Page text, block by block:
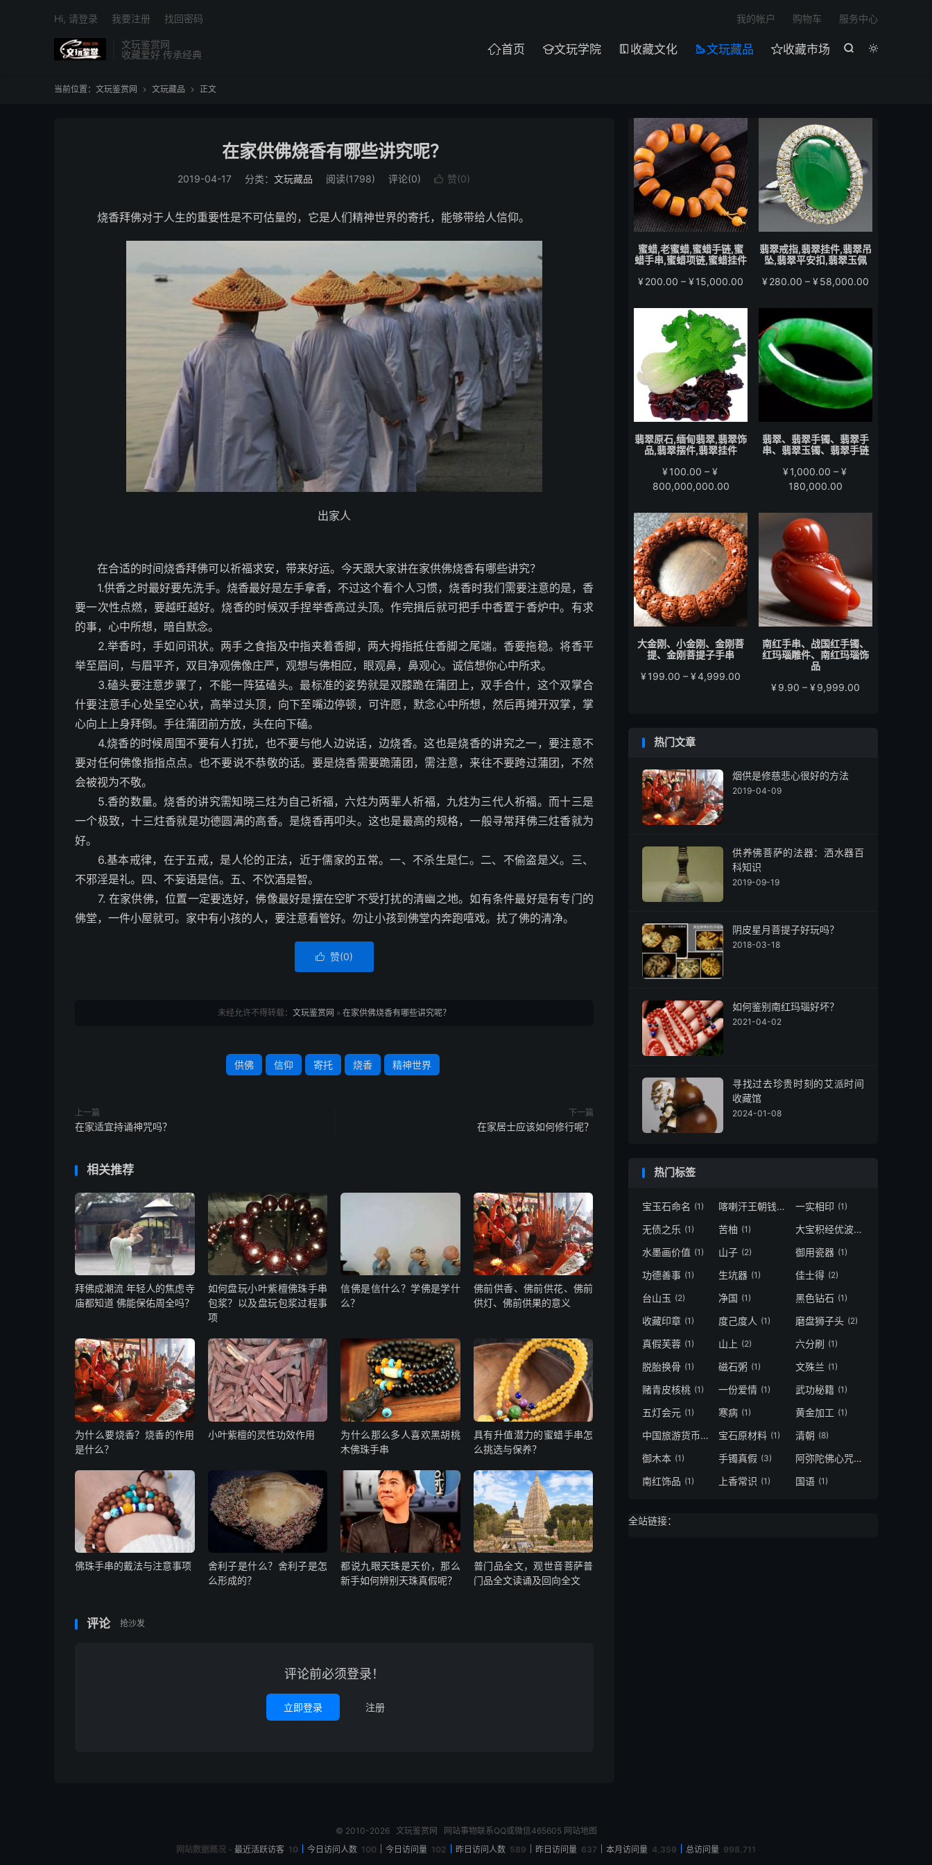
文玩鉴赏网
收藏爱好 传承经典


首页 文玩学院  收藏文化 文玩藏品 收藏市场
我的帐户 购物车 服务中心
Hi, 请登录 我要注册 找回密码
当前位置： 文玩鉴赏网  文玩藏品  正文
在家供佛烧香有哪些讲究呢？
2019-04-17 分类： 文玩藏品 阅读(1798) 评论(0)  赞(0)
烧香拜佛对于人生的重要性是不可估量的，它是人们精神世界的寄托，能够带给人信仰。
出家人
在合适的时间烧香拜佛可以祈福求安，带来好运。今天跟大家讲在家供佛烧香有哪些讲究？
1.供香之时最好要先洗手。烧香最好是左手拿香，不过这个看个人习惯，烧香时我们需要注意的是，香
要一次性点燃，要越旺越好。烧香的时候双手捏举香高过头顶。作完揖后就可把手中香置于香炉中。有求
的事，心中所想，暗自默念。
2.举香时，手如问讯状。两手之食指及中指夹着香脚，两大拇指抵住香脚之尾端。香要拖稳。将香平
举至眉间，与眉平齐，双目净观佛像庄严，观想与佛相应，眼观鼻，鼻观心。诚信想你心中所求。
3.磕头要注意步骤了，不能一阵猛磕头。最标准的姿势就是双膝跪在蒲团上，双手合什，这个双掌合
什要注意手心处呈空心状，高举过头顶，向下至嘴边停顿，可许愿，默念心中所想，然后再摊开双掌，掌
心向上上身拜倒。手往蒲团前方放，头在向下磕。
4.烧香的时候周围不要有人打扰，也不要与他人边说话，边烧香。这也是烧香的讲究之一，要注意不
要对任何佛像指指点点。也不要说不恭敬的话。要是烧香需要跪蒲团，需注意，来往不要跨过蒲团，不然
会被视为不敬。
5.香的数量。烧香的讲究需知晓三炷为自己祈福，六炷为两辈人祈福，九炷为三代人祈福。而十三是
一个极致，十三炷香就是功德圆满的高香。是烧香再叩头。这也是最高的规格，一般寻常拜佛三炷香就为
好。
6.基本戒律，在于五戒，是人伦的正法，近于儒家的五常。一、不杀生是仁。二、不偷盗是义。三、
不邪淫是礼。四、不妄语是信。五、不饮酒是智。
7. 在家供佛，位置一定要选好，佛像最好是摆在空旷不受打扰的清幽之地。如有条件最好是有专门的
佛堂，一件小屋就可。家中有小孩的人，要注意看管好。勿让小孩到佛堂内奔跑嘻戏。扰了佛的清净。
 赞(0)
未经允许不得转载： 文玩鉴赏网 » 在家供佛烧香有哪些讲究呢？
供佛 信仰 寄托 烧香 精神世界
上一篇
在家适宜持诵神咒吗？
下一篇
在家居士应该如何修行呢？
相关推荐
拜佛成潮流 年轻人的焦虑寺
庙都知道 佛能保佑周全吗？
如何盘玩小叶紫檀佛珠手串
包浆？以及盘玩包浆过程事
项
信佛是信什么？学佛是学什
么？
佛前供香、佛前供花、佛前
供灯、佛前供果的意义
为什么要烧香？烧香的作用
是什么？
小叶紫檀的灵性功效作用
为什么那么多人喜欢黑胡桃
木佛珠手串
具有升值潜力的蜜蜡手串怎
么挑选与保养？
佛珠手串的戴法与注意事项
舍利子是什么？舍利子是怎
么形成的？
都说九眼天珠是天价，那么
新手如何辨别天珠真假呢？
普门品全文，观世音菩萨普
门品全文读诵及回向全文
评论 抢沙发
评论前必须登录！
立即登录 注册
蜜蜡,老蜜蜡,蜜蜡手链,蜜
蜡手串,蜜蜡项链,蜜蜡挂件
¥200.00 – ¥15,000.00
范
¥200.00
至
¥15,000.00
翡翠戒指,翡翠挂件,翡翠吊
坠,翡翠平安扣,翡翠玉佩
¥280.00 – ¥58,000.00
范
至
¥58,000.00
翡翠原石,缅甸翡翠,翡翠饰
品,翡翠摆件,翡翠挂件
¥100.00 – ¥
800,000,000.00价
范
围：
¥100.00
至
¥800,000,000.00
翡翠、翡翠手镯、翡翠手
串、翡翠玉镯、翡翠手链
¥1,000.00 – ¥
180,000.00
范
¥180,000.00
大金刚、小金刚、金刚菩
提、金刚菩提子手串
¥199.00 – ¥4,999.00
南红手串、战国红手镯、
红玛瑙雕件、南红玛瑙饰
品
¥9.90 – ¥9,999.00
热门文章
烟供是修慈悲心很好的方法
2019-04-09
供养佛菩萨的法器：洒水器百
科知识
2019-09-19
阴皮星月菩提子好玩吗？
2018-03-18
如何鉴别南红玛瑙好坏？
2021-04-02
寻找过去珍贵时刻的艾派时间
收藏馆
2024-01-08
热门标签
宝玉石命名 (1) 喀喇汗王朝钱
(1) 一实相印 (1)
无债之乐 (1) 苦柚 (1) 大宝积经优波离会第二十四
水墨画价值 (1) 山子 (2) 御用瓷器 (1)
功德善事 (1) 生坑器 (1) 佳士得 (2)
台山玉 (2) 净国 (1) 黑色钻石 (1)
收藏印章 (1) 度己度人 (1) 磨盘狮子头 (2)
真假芙蓉 (1) 山上 (2) 六分刷 (1)
脱胎换骨 (1) 磁石粥 (1) 文殊兰 (1)
赌青皮核桃 (1) 一份爱情 (1) 武功秘籍 (1)
五灯会元 (1) 寒病 (1) 黄金加工 (1)
中国旅游货币
(1) 宝石原材料 (1) 清朝 (8)
御木本 (1) 手镯真假 (3) 阿弥陀佛心咒念诵
南红饰品 (1) 上香常识 (1) 国语 (1)
全站链接：
© 2010-2026 文玩鉴赏网 网站事物联系QQ或微信465605 网站地图
网站数据概况 - 最近活跃访客 10 今日访问人数 100 今日访问量 102 昨日访问人数 589 昨日访问量 637 本月访问量 4,359 总访问量 998,711